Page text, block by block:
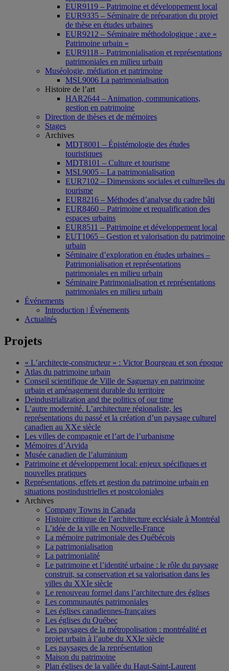
EUR9119 – Patrimoine et développement local
EUR9335 – Séminaire de préparation du projet
de thèse en études urbaines
EUR9212 – Séminaire méthodologique : axe «
Patrimoine urbain »
EUR9118 – Patrimonialisation et représentations
patrimoniales en milieu urbain
Muséologie, médiation et patrimoine
MSL9006 La patrimonialisation
Histoire de l’art
HAR2644 – Animation, communications,
gestion en patrimoine
Direction de thèses et de mémoires
Stages
Archives
MDT8001 – Épistémologie des études
touristiques
MDT8101 – Culture et tourisme
MSL9005 – La patrimonialisation
EUR7102 – Dimensions sociales et culturelles du
tourisme
EUR8216 – Méthodes d’analyse du cadre bâti
EUR8460 – Patrimoine et requalification des
espaces urbains
EUR8511 – Patrimoine et développement local
EUT1065 – Gestion et valorisation du patrimoine
urbain
Séminaire d’exploration en études urbaines –
Patrimonialisation et représentations
patrimoniales en milieu urbain
Séminaire Patrimonialisation et représentations
patrimoniales en milieu urbain
Événements
Introduction | Événements
Actualités
Projets
« L’architecte-constructeur » : Victor Bourgeau et son époque
Atlas du patrimoine urbain
Conseil scientifique de Ville de Saguenay en patrimoine
urbain et aménagement durable du territoire
Deindustrialization and the politics of our time
L’autre modernité. L’architecture régionaliste, les
représentations du passé et la création d’un paysage culturel
canadien au XXe siècle
Les villes de compagnie et l’art de l’urbanisme
Mémoires d’Arvida
Musée canadien de l’aluminium
Patrimoine et développement local: enjeux spécifiques et
nouvelles pratiques
Représentations, effets et gestion du patrimoine urbain en
situations postindustrielles et postcoloniales
Archives
Company Towns in Canada
Histoire critique de l’architecture ecclésiale à Montréal
L’idée de la ville en Nouvelle-France
La mémoire patrimoniale des Québécois
La patrimonialisation
La patrimonialité
Le patrimoine et l’identité urbaine : le rôle du paysage
construit, sa conservation et sa valorisation dans les
villes du XXIe siècle
Le renouveau formel dans l’architecture des églises
Les communautés patrimoniales
Les églises canadiennes-françaises
Les églises du Québec
Les paysages de la métropolisation : montréalité et
projet urbain à l’aube du XXIe siècle
Les paysages de la représentation
Maison du patrimoine
Plan églises de la vallée du Haut-Saint-Laurent